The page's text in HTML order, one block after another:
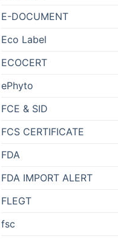
E-DOCUMENT
Eco Label
ECOCERT
ePhyto
FCE & SID
FCS CERTIFICATE
FDA
FDA IMPORT ALERT
FLEGT
fsc